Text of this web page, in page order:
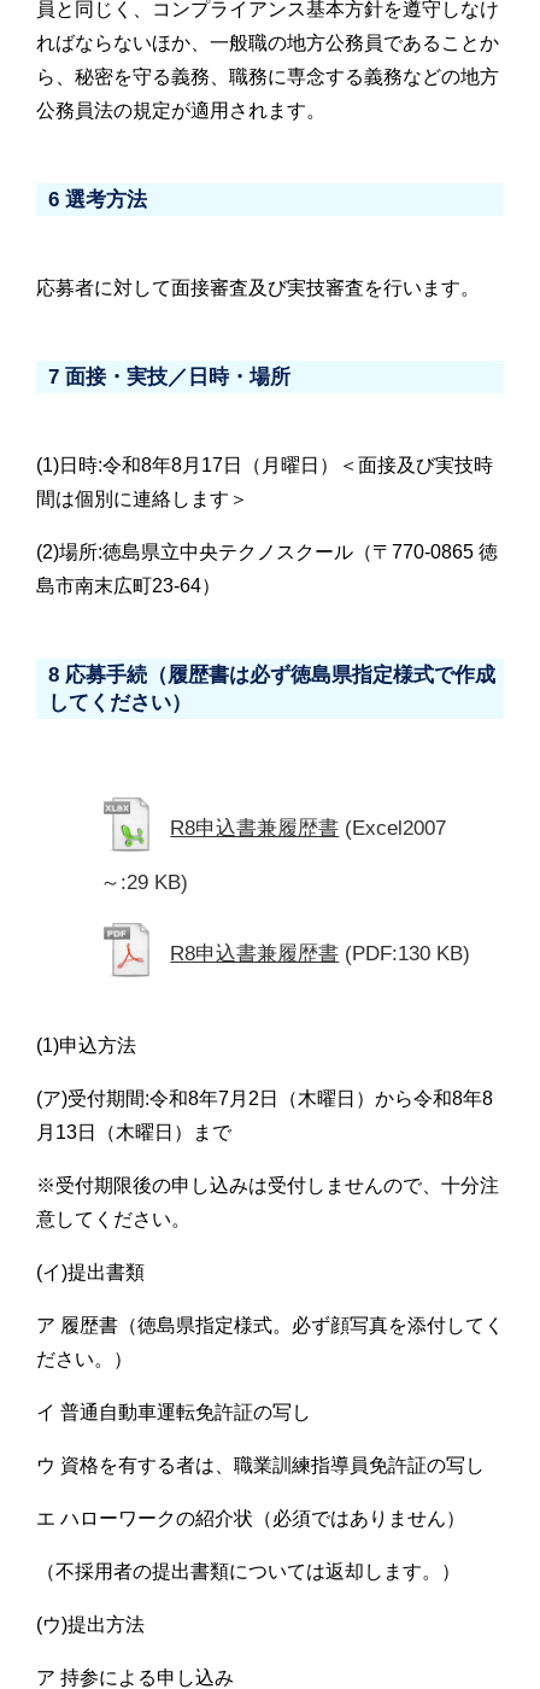
員と同じく、コンプライアンス基本方針を遵守しなけ
ればならないほか、一般職の地方公務員であることか
ら、秘密を守る義務、職務に専念する義務などの地方
公務員法の規定が適用されます。
6 選考方法
応募者に対して面接審査及び実技審査を行います。
7 面接・実技／日時・場所
(1)日時:令和8年8月17日（月曜日）＜面接及び実技時
間は個別に連絡します＞
(2)場所:徳島県立中央テクノスクール（〒770-0865 徳
島市南末広町23-64）
8 応募手続（履歴書は必ず徳島県指定様式で作成
してください）
R8申込書兼履歴書 (Excel2007
～:29 KB)
R8申込書兼履歴書 (PDF:130 KB)
(1)申込方法
(ア)受付期間:令和8年7月2日（木曜日）から令和8年8
月13日（木曜日）まで
※受付期限後の申し込みは受付しませんので、十分注
意してください。
(イ)提出書類
ア 履歴書（徳島県指定様式。必ず顔写真を添付してく
ださい。）
イ 普通自動車運転免許証の写し
ウ 資格を有する者は、職業訓練指導員免許証の写し
エ ハローワークの紹介状（必須ではありません）
（不採用者の提出書類については返却します。）
(ウ)提出方法
ア 持参による申し込み